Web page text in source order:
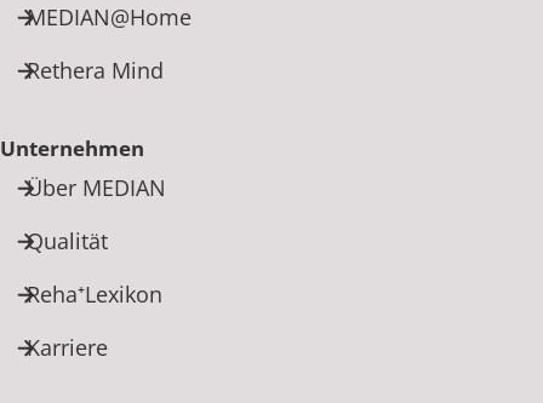
MEDIAN@Home
Rethera Mind
Unternehmen
Über MEDIAN
Qualität
Reha⁺Lexikon
Karriere